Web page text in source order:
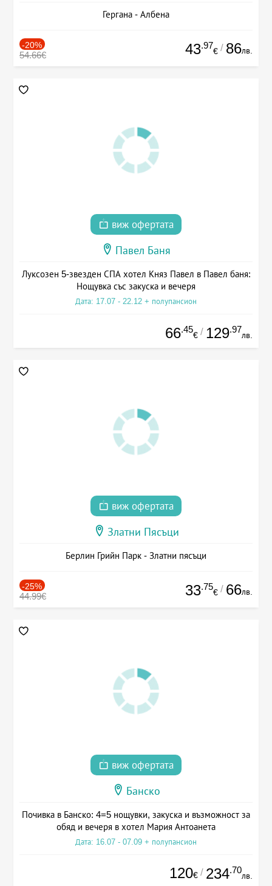
Гергана - Албена
-20%
54.66€ 43.97
€ / 86лв.
виж офертата
Павел Баня
Луксозен 5-звезден СПА хотел Княз Павел в Павел баня:
Нощувка със закуска и вечеря
Дата: 17.07 - 22.12 + полупансион
66.45
€ / 129.97
лв.
виж офертата
Златни Пясъци
Берлин Грийн Парк - Златни пясъци
-25%
44.99€ 33.75
€ / 66лв.
виж офертата
Банско
Почивка в Банско: 4=5 нощувки, закуска и възможност за
обяд и вечеря в хотел Мария Антоанета
Дата: 16.07 - 07.09 + полупансион
120€ / 234.70
лв.